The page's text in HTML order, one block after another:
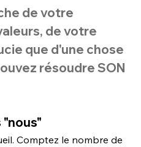
de votre
de votre
que d'une chose
résoudre SON
"nous"
Comptez le nombre de